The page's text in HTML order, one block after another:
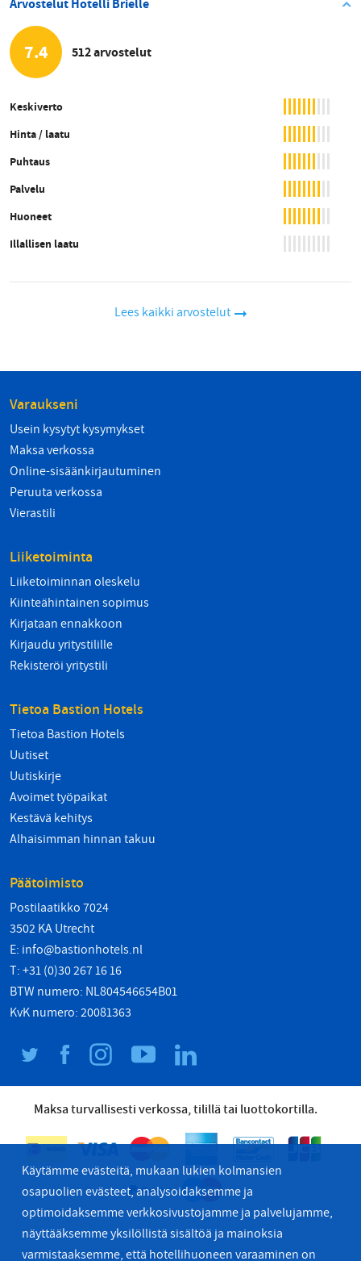
Arvostelut Hotelli Brielle
7.4 512 arvostelut
Keskiverto
Hinta / laatu
Puhtaus
Palvelu
Huoneet
Illallisen laatu
Lees kaikki arvostelut
Varaukseni
Usein kysytyt kysymykset
Maksa verkossa
Online-sisäänkirjautuminen
Peruuta verkossa
Vierastili
Liiketoiminta
Liiketoiminnan oleskelu
Kiinteähintainen sopimus
Kirjataan ennakkoon
Kirjaudu yritystilille
Rekisteröi yritystili
Tietoa Bastion Hotels
Tietoa Bastion Hotels
Uutiset
Uutiskirje
Avoimet työpaikat
Kestävä kehitys
Alhaisimman hinnan takuu
Päätoimisto
Postilaatikko 7024
3502 KA Utrecht
E: info@bastionhotels.nl
T: +31 (0)30 267 16 16
BTW numero: NL804546654B01
KvK numero: 20081363
Maksa turvallisesti verkossa, tilillä tai luottokortilla.
© 2026 Bastion Hotel Group
Käytämme evästeitä, mukaan lukien kolmansien
osapuolien evästeet, analysoidaksemme ja
optimoidaksemme verkkosivustojamme ja palvelujamme,
näyttääksemme yksilöllistä sisältöä ja mainoksia
varmistaaksemme, että hotellihuoneen varaaminen on